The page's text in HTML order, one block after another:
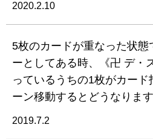
2020.2.10
5枚のカードが重なった状態
ーとしてある時、《卍 デ・
っているうちの1枚がカー
ーン移動するとどうなりま
2019.7.2